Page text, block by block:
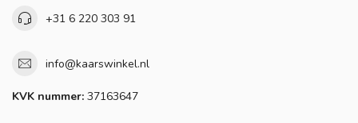
+31 6 220 303 91
info@kaarswinkel.nl
KVK nummer: 37163647